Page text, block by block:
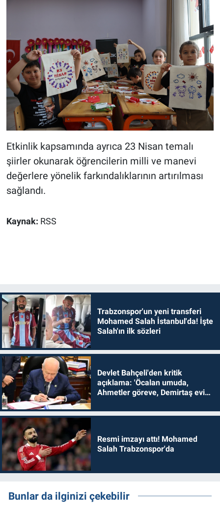
Etkinlik kapsamında ayrıca 23 Nisan temalı
şiirler okunarak öğrencilerin milli ve manevi
değerlere yönelik farkındalıklarının artırılması
sağlandı.
Kaynak: RSS
Trabzonspor'un yeni transferi
Mohamed Salah İstanbul'da! İşte
Salah'ın ilk sözleri
Devlet Bahçeli'den kritik
açıklama: 'Öcalan umuda,
Ahmetler göreve, Demirtaş evine
Resmi imzayı attı! Mohamed
Salah Trabzonspor'da
Bunlar da ilginizi çekebilir